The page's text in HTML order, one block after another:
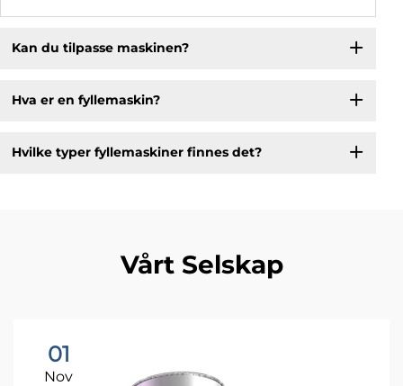
Kan du tilpasse maskinen?
Hva er en fyllemaskin?
Hvilke typer fyllemaskiner finnes det?
Vårt Selskap
01
Nov